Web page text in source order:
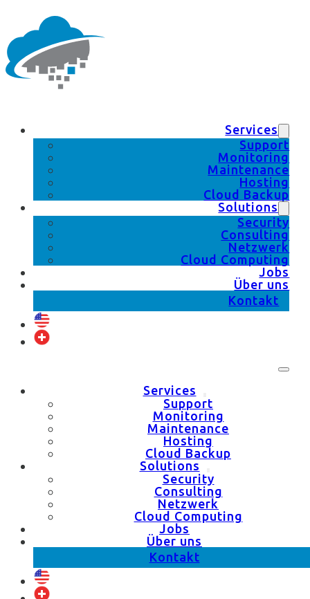
Services
Support
Monitoring
Maintenance
Hosting
Cloud Backup
Solutions
Security
Consulting
Netzwerk
Cloud Computing
Jobs
Über uns
Kontakt
Services
Support
Monitoring
Maintenance
Hosting
Cloud Backup
Solutions
Security
Consulting
Netzwerk
Cloud Computing
Jobs
Über uns
Kontakt